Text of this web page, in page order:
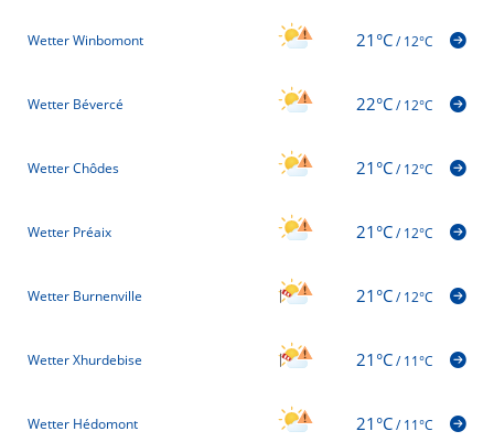
Wetter Winbomont 21°C/12°C
Wetter Bévercé 22°C/12°C
Wetter Chôdes 21°C/12°C
Wetter Préaix 21°C/12°C
Wetter Burnenville 21°C/12°C
Wetter Xhurdebise 21°C/11°C
Wetter Hédomont 21°C/11°C